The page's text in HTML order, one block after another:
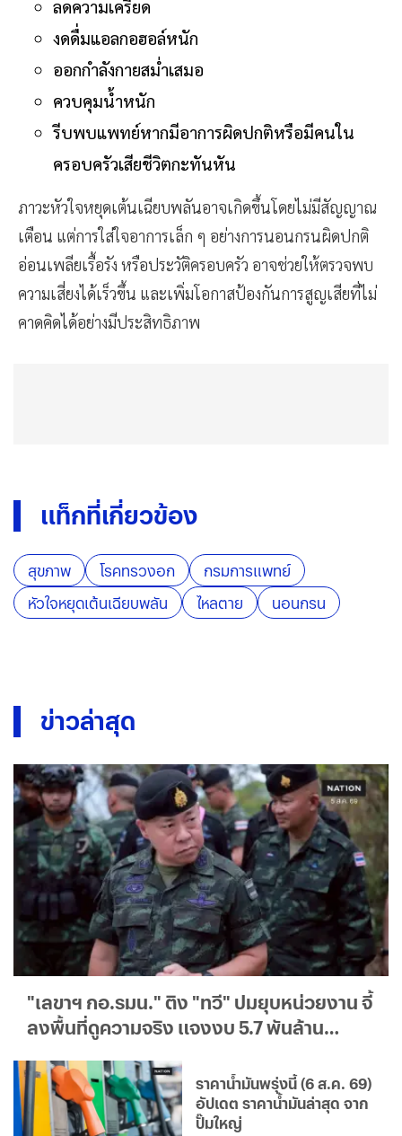
ลดความเครียด
งดดื่มแอลกอฮอล์หนัก
ออกกำลังกายสม่ำเสมอ
ควบคุมน้ำหนัก
รีบพบแพทย์หากมีอาการผิดปกติหรือมีคนใน
ครอบครัวเสียชีวิตกะทันหัน
ภาวะหัวใจหยุดเต้นเฉียบพลันอาจเกิดขึ้นโดยไม่มีสัญญาณ
เตือน แต่การใส่ใจอาการเล็ก ๆ อย่างการนอนกรนผิดปกติ
อ่อนเพลียเรื้อรัง หรือประวัติครอบครัว อาจช่วยให้ตรวจพบ
ความเสี่ยงได้เร็วขึ้น และเพิ่มโอกาสป้องกันการสูญเสียที่ไม่
คาดคิดได้อย่างมีประสิทธิภาพ
แท็กที่เกี่ยวข้อง
สุขภาพ โรคทรวงอก
กรมการแพทย์
หัวใจหยุดเต้นเฉียบพลัน
ไหลตาย นอนกรน
ข่าวล่าสุด
"เลขาฯ กอ.รมน." ติง "ทวี" ปมยุบหน่วยงาน จี้
ลงพื้นที่ดูความจริง แจงงบ 5.7 พันล้าน
ราคาน้ำมันพรุ่งนี้ (6 ส.ค. 69)
อัปเดต ราคาน้ำมันล่าสุด จาก
ปั๊มใหญ่